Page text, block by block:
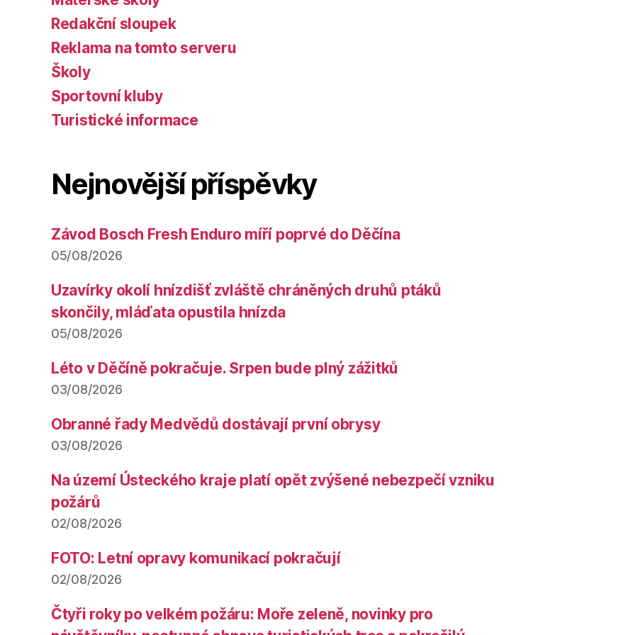
Redakční sloupek
Reklama na tomto serveru
Školy
Sportovní kluby
Turistické informace
Nejnovější příspěvky
Závod Bosch Fresh Enduro míří poprvé do Děčína
05/08/2026
Uzavírky okolí hnízdišť zvláště chráněných druhů ptáků
skončily, mláďata opustila hnízda
05/08/2026
Léto v Děčíně pokračuje. Srpen bude plný zážitků
03/08/2026
Obranné řady Medvědů dostávají první obrysy
03/08/2026
Na území Ústeckého kraje platí opět zvýšené nebezpečí vzniku
požárů
02/08/2026
FOTO: Letní opravy komunikací pokračují
02/08/2026
Čtyři roky po velkém požáru: Moře zeleně, novinky pro